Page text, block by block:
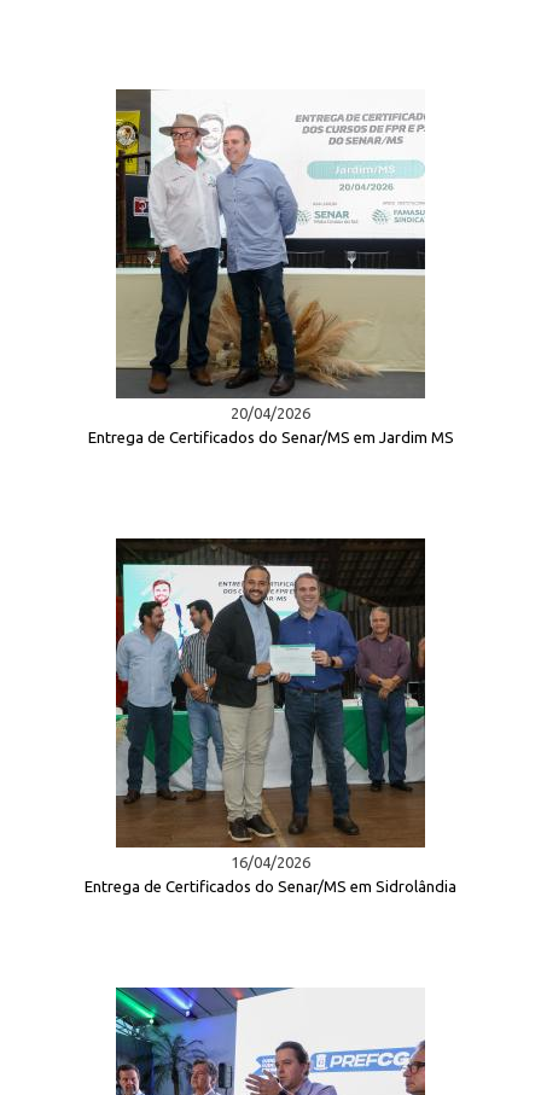
20/04/2026
Entrega de Certificados do Senar/MS em Jardim MS
16/04/2026
Entrega de Certificados do Senar/MS em Sidrolândia